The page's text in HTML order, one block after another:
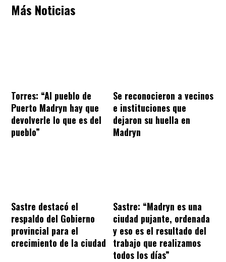
Más Noticias
Torres: “Al pueblo de
Puerto Madryn hay que
devolverle lo que es del
pueblo”
Se reconocieron a vecinos
e instituciones que
dejaron su huella en
Madryn
Sastre destacó el
respaldo del Gobierno
provincial para el
crecimiento de la ciudad
Sastre: “Madryn es una
ciudad pujante, ordenada
y eso es el resultado del
trabajo que realizamos
todos los días”